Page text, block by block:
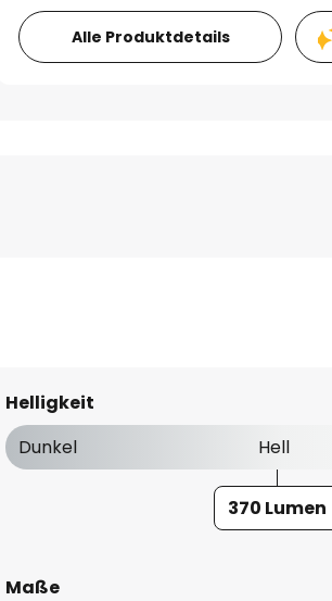
Alle Produktdetails
Helligkeit
Dunkel
Hell
370 Lumen
Maße